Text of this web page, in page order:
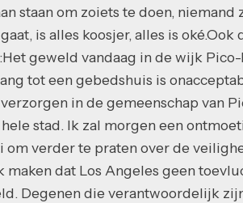
staan om zoiets te doen, niemand
is alles koosjer, alles is
geweld vandaag in de wijk
tot een gebedshuis is
in de gemeenschap van
stad. Ik zal morgen een
om verder te praten over de
dat Los Angeles geen
Degenen die verantwoordelijk